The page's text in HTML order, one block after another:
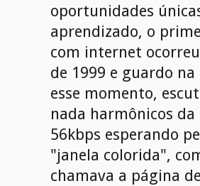
oportunidades
aprendizado, o
com internet
de 1999 e guardo
esse momento,
nada harmônicos da
56kbps esperando
"janela colorida",
chamava a página